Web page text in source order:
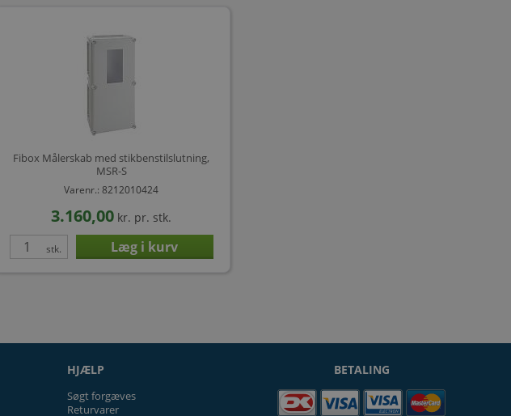
Fibox Målerskab med stikbenstilslutning,
MSR-S
Varenr.: 8212010424
3.160,00 kr. pr. stk.
stk.
HJÆLP
Søgt forgæves
Returvarer
BETALING